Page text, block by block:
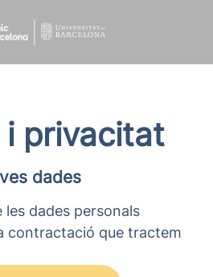
i privacitat
dades
dades personals
contractació que tractem